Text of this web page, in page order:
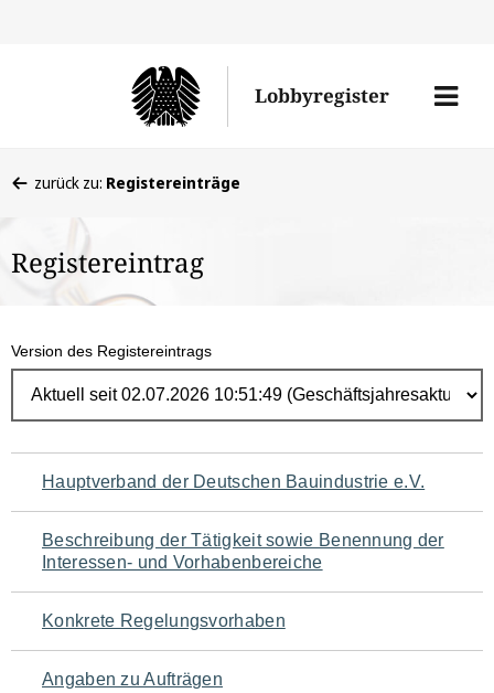
Lobbyregister
Menü
befinden
hier:
zurück zu: Registereinträge
Registereintrag
Version des Registereintrags
Navigation
für
den
Seiteninhalt
Hauptverband der Deutschen Bauindustrie e.V.
Beschreibung der Tätigkeit sowie Benennung der
Interessen- und Vorhabenbereiche
Konkrete Regelungsvorhaben
Angaben zu Aufträgen